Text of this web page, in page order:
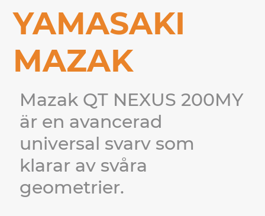
YAMASAKI
MAZAK
Mazak QT NEXUS 200MY
är en avancerad
universal svarv som
klarar av svåra
geometrier.